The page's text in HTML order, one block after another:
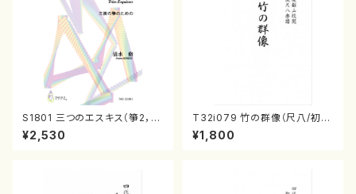
S1801 三つのエスキス（箏2，1
7/清水 脩/楽譜）
¥2,530
T32i079 竹の群像（尺八/初代
山本邦山/尺八/都山式譜）都山
流公刊楽譜曲番:528
¥1,800